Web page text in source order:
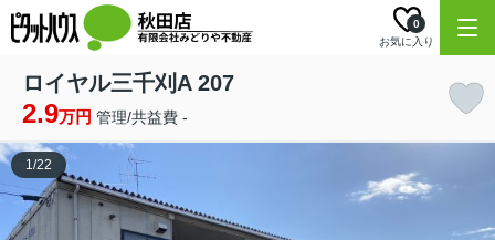
お気に入り
0
ロイヤル三千刈A 207
2.9万円 管理/共益費 -
1/22